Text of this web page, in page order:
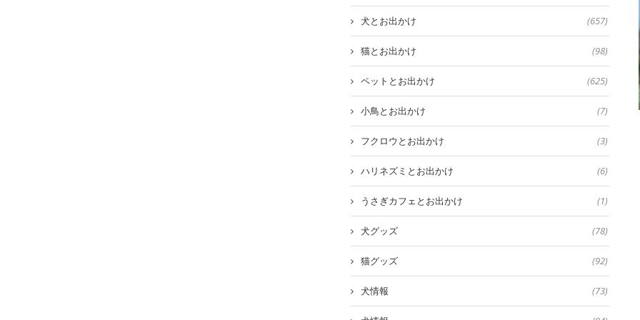
犬とお出かけ (657)
猫とお出かけ (98)
ペットとお出かけ (625)
小鳥とお出かけ (7)
フクロウとお出かけ (3)
ハリネズミとお出かけ (6)
うさぎカフェとお出かけ (1)
犬グッズ (78)
猫グッズ (92)
犬情報 (73)